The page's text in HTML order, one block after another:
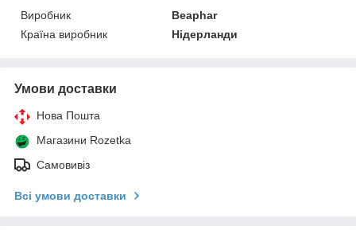
Виробник
Beaphar
Країна виробник
Нідерланди
Умови доставки
Нова Пошта
Магазини Rozetka
Самовивіз
Всі умови доставки